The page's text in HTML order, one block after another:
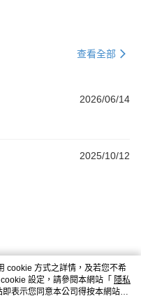
查看全部
2026/06/14
2025/10/12
cookie 方式之詳情，及若您不希
設定，請參閱本網站「 隱私
表示您同意本公司得按本網站使